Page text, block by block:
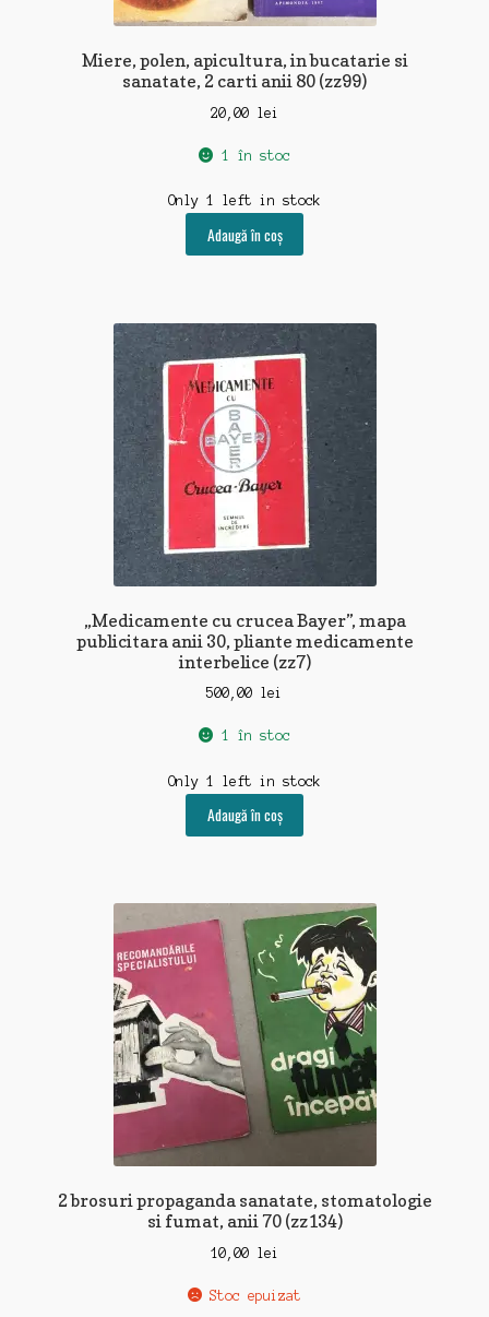
Miere, polen, apicultura, in bucatarie si
sanatate, 2 carti anii 80 (zz99)
20,00 lei
1 în stoc
Only 1 left in stock
Adaugă în coș
„Medicamente cu crucea Bayer”, mapa
publicitara anii 30, pliante medicamente
interbelice (zz7)
500,00 lei
1 în stoc
Only 1 left in stock
Adaugă în coș
2 brosuri propaganda sanatate, stomatologie
si fumat, anii 70 (zz134)
10,00 lei
Stoc epuizat